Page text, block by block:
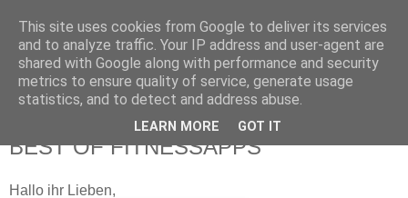
Samstag, 28. März 2015
BEST OF FITNESSAPPS
Hallo ihr Lieben,
This site uses cookies from Google to deliver its services
and to analyze traffic. Your IP address and user-agent are
shared with Google along with performance and security
metrics to ensure quality of service, generate usage
statistics, and to detect and address abuse.
LEARN MORE GOT IT